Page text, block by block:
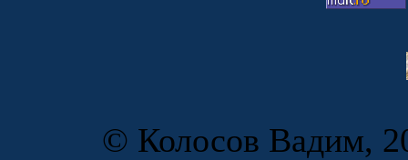
© Колосов Вадим,